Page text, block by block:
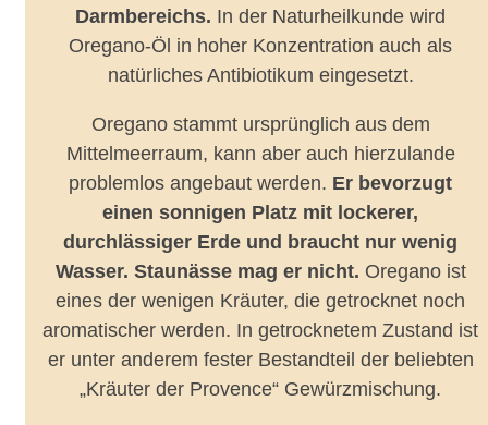
Darmbereichs. In der Naturheilkunde wird
Oregano-Öl in hoher Konzentration auch als
natürliches Antibiotikum eingesetzt.
Oregano stammt ursprünglich aus dem
Mittelmeerraum, kann aber auch hierzulande
problemlos angebaut werden. Er bevorzugt
einen sonnigen Platz mit lockerer,
durchlässiger Erde und braucht nur wenig
Wasser. Staunässe mag er nicht. Oregano ist
eines der wenigen Kräuter, die getrocknet noch
aromatischer werden. In getrocknetem Zustand ist
er unter anderem fester Bestandteil der beliebten
„Kräuter der Provence“ Gewürzmischung.